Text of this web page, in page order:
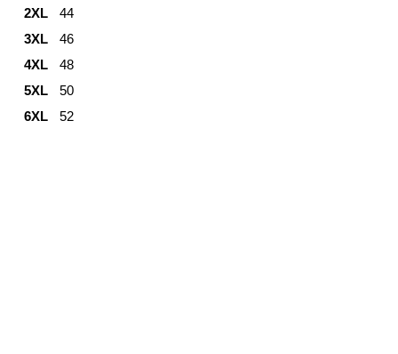
2XL
44
3XL
46
4XL
48
5XL
50
6XL
52